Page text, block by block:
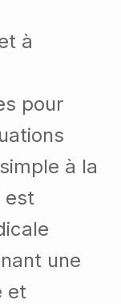
à
pour
à la
est
une
et